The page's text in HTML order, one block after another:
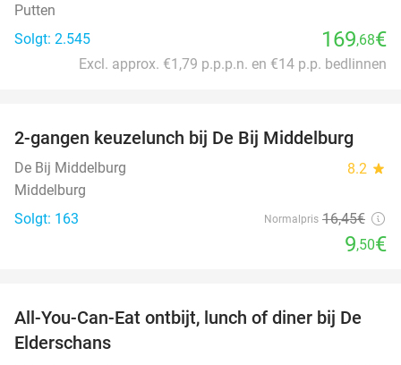
Putten
Solgt: 2.545
169,68€
Excl. approx. €1,79 p.p.p.n. en €14 p.p. bedlinnen
42%
2-gangen keuzelunch bij De Bij Middelburg
De Bij Middelburg 8.2 star
Middelburg
Solgt: 163
Normalpris 16,45€
9,50€
34%
All-You-Can-Eat ontbijt, lunch of diner bij De
Elderschans